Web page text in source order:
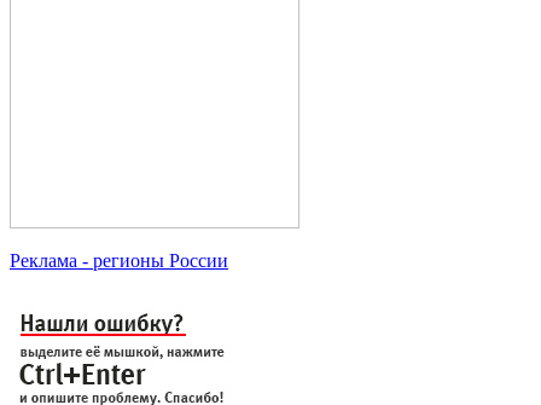
Реклама - регионы России